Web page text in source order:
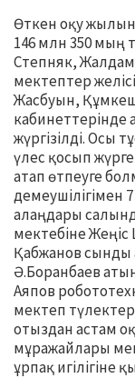
Өткен оқу
146 млн 350 мың
Степняк,
мектептер
Жасбуын,
жүргізілді. Осы
үлес қосып
атап өтпеуге
демеушілігімен
алаңдары
мектебіне
Қабжанов сынды
Ә.Боранбаев
Аяпов
мектеп
отыздан астам
мұражайлары
ұрпақ игілігіне